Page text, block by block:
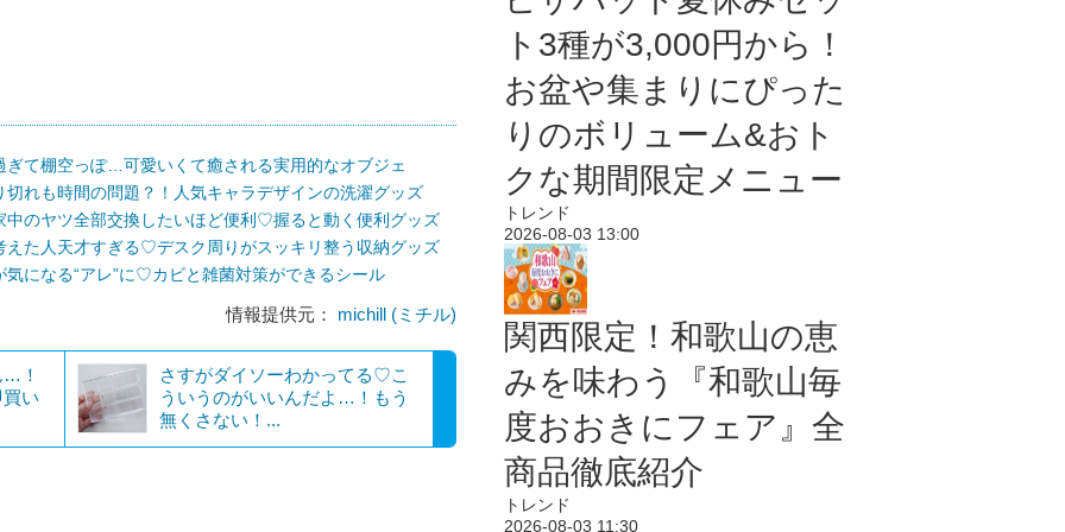
て棚空っぽ…可愛いくて癒される実用的なオブジェ
れも時間の問題？！人気キャラデザインの洗濯グッズ
のヤツ全部交換したいほど便利♡握ると動く便利グッズ
た人天才すぎる♡デスク周りがスッキリ整う収納グッズ
になる“アレ”に♡カビと雑菌対策ができるシール
情報提供元： michill (ミチル)
…！
い
さすがダイソーわかってる♡こ
ういうのがいいんだよ…！もう
無くさない！...
ト3種が3,000円から！
お盆や集まりにぴった
りのボリューム&おト
クな期間限定メニュー
トレンド
2026-08-03 13:00
関西限定！和歌山の恵
みを味わう『和歌山毎
度おおきにフェア』全
商品徹底紹介
トレンド
2026-08-03 11:30